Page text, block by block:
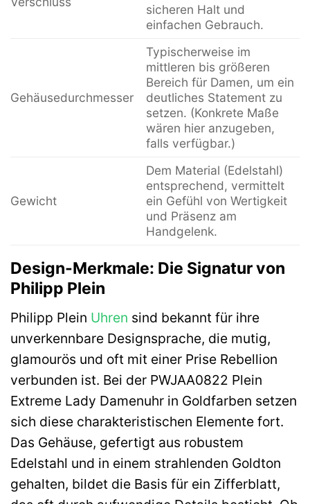
sicheren Halt und
einfachen Gebrauch.
Gehäusedurchmesser
Typischerweise im
mittleren bis größeren
Bereich für Damen, um ein
deutliches Statement zu
setzen. (Konkrete Maße
wären hier anzugeben,
falls verfügbar.)
Gewicht
Dem Material (Edelstahl)
entsprechend, vermittelt
ein Gefühl von Wertigkeit
und Präsenz am
Handgelenk.
Design-Merkmale: Die Signatur von
Philipp Plein
Philipp Plein Uhren sind bekannt für ihre
unverkennbare Designsprache, die mutig,
glamourös und oft mit einer Prise Rebellion
verbunden ist. Bei der PWJAA0822 Plein
Extreme Lady Damenuhr in Goldfarben setzen
sich diese charakteristischen Elemente fort.
Das Gehäuse, gefertigt aus robustem
Edelstahl und in einem strahlenden Goldton
gehalten, bildet die Basis für ein Zifferblatt,